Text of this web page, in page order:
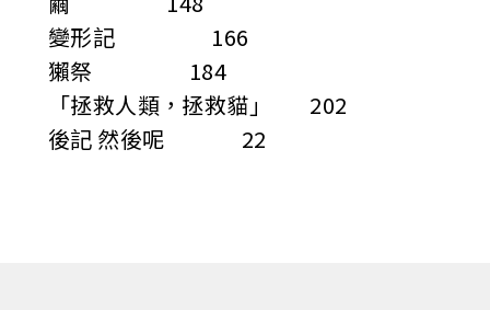
變形記 166
獺祭 184
「拯救人類，拯救貓」 202
後記 然後呢 22